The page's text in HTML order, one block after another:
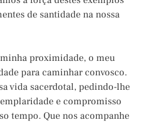
de santidade na nossa
proximidade, o meu
para caminhar convosco.
vida sacerdotal, pedindo-lhe
e compromisso
tempo. Que nos acompanhe